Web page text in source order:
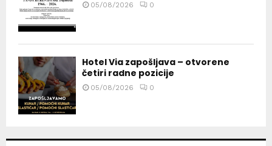
05/08/2026 0
Hotel Via zapošljava – otvorene
četiri radne pozicije
05/08/2026 0